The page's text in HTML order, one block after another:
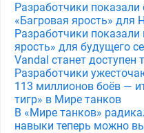
Разработчики показали
«Багровая ярость» для
Разработчики
ярость» для будущего
Vandal станет доступен
Разработчики
113 миллионов боёв —
тигр» в Мире танков
В «Мире танков»
навыки теперь можно